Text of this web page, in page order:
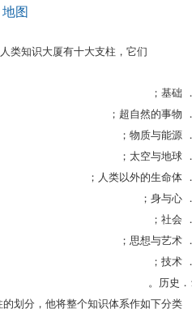
地图
类知识大厦有十大支柱，它们
基础；
超自然的事物；
物质与能源；
太空与地球；
人类以外的生命体；
身与心；
社会；
思想与艺术；
技术；
历史。
划分，他将整个知识体系作如下分类。